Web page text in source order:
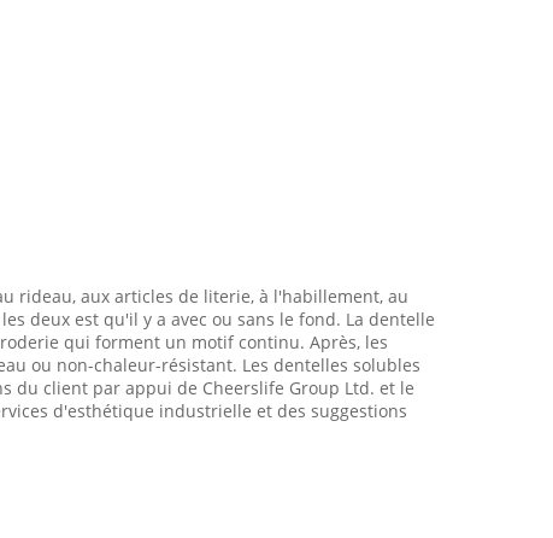
rideau, aux articles de literie, à l'habillement, au
deux est qu'il y a avec ou sans le fond. La dentelle
qui forment un motif continu. Après, les
ou non-chaleur-résistant. Les dentelles solubles
du client par appui de Cheerslife Group Ltd. et le
d'esthétique industrielle et des suggestions